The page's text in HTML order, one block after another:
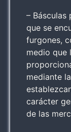
– Básculas
que se
furgones,
medio que
mediante
carácter
de las